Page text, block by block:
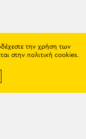
την χρήση των
στην πολιτική cookies.